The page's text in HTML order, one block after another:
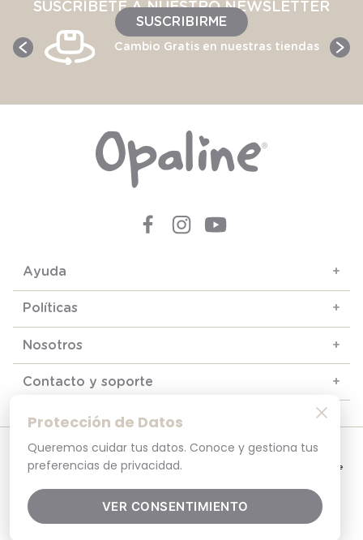
Protección de Datos
Queremos cuidar tus datos. Conoce y gestiona tus
preferencias de privacidad.
VER CONSENTIMIENTO
SUSCRÍBETE A NUESTRO NEWSLETTER
SUSCRIBIRME
Cambio Gratis en nuestras tiendas
Ayuda +
Políticas +
Nosotros +
Contacto y soporte +
© 2025. Todos los derechos reservados
Por tu seguridad, recuerda revisar siempre en tu navegador que el sitio que
visitas sea la versión oficial. La dirección opaline.cl es la única del sitio oficial de
opaline.cl es 100% seguro.